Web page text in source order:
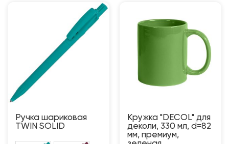
Ручка шариковая
TWIN SOLID
Кружка "DECOL" для
деколи, 330 мл, d=82
мм, премиум,